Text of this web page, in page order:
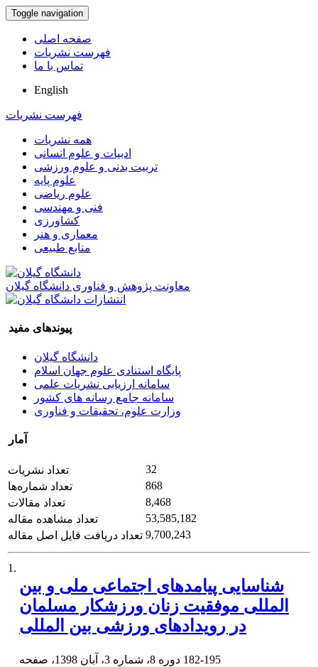
Toggle navigation
صفحه اصلی
فهرست نشریات
تماس با ما
English
فهرست نشریات
همه نشریات
ادبیات و علوم انسانی
تربیت بدنی و علوم ورزشی
علوم پایه
علوم ریاضی
فنی و مهندسی
کشاورزی
معماری و هنر
منابع طبیعی
معاونت پژوهش و فناوری دانشگاه گیلان
پیوندهای مفید
دانشگاه گیلان
پایگاه استنادی علوم جهان اسلام
سامانه ارزیابی نشریات علمی
سامانه جامع رسانه های کشور
وزارت علوم، تحقیقات و فناوری
آمار
تعداد نشریات
32
تعداد شماره‌ها
868
تعداد مقالات
8,468
تعداد مشاهده مقاله
53,585,182
تعداد دریافت فایل اصل مقاله 9,700,243
1.
شناسایی پیامدهای اجتماعی ملی و بین
المللی موفقیت زنان ورزشکار مسلمان
در رویدادهای ورزشی بین المللی
182-195